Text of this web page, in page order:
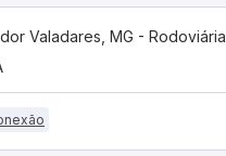
Valadares, MG - Rodoviária